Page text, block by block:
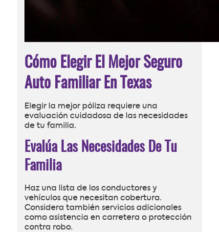
Cómo Elegir El Mejor Seguro
Auto Familiar En Texas
Elegir la mejor póliza requiere una
evaluación cuidadosa de las necesidades
de tu familia.
Evalúa Las Necesidades De Tu
Familia
Haz una lista de los conductores y
vehículos que necesitan cobertura.
Considera también servicios adicionales
como asistencia en carretera o protección
contra robo.